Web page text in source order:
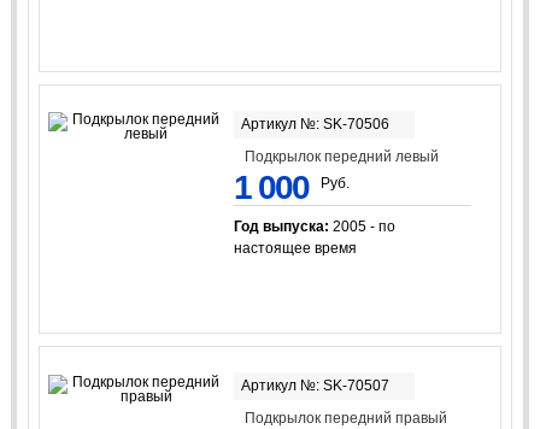
Артикул №: SK-70506
Подкрылок передний левый
1 000 Руб.
Год выпуска: 2005 - по
настоящее время
Артикул №: SK-70507
Подкрылок передний правый